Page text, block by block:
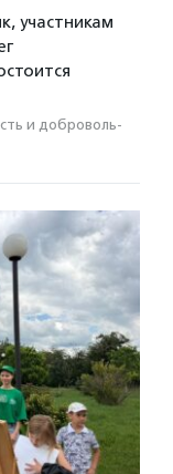
участникам
и доброволь­